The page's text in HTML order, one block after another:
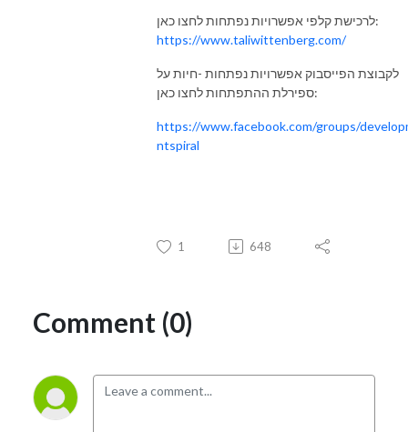
לרכישת קלפי אפשרויות נפתחות לחצו כאן:
https://www.taliwittenberg.com/
לקבוצת הפייסבוק אפשרויות נפתחות -חיות על
ספירלת ההתפתחות לחצו כאן:
https://www.facebook.com/groups/
ntspiral
1 648
Comment (0)